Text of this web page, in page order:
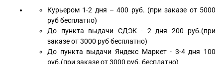
Курьером 1-2 дня – 400 руб. (при заказе от 5000
руб бесплатно)
До пункта выдачи СДЭК - 2 дня 200 руб.(при
заказе от 3000 руб бесплатно)
До пункта выдачи Яндекс Маркет - 3-4 дня 100
руб.(при заказе от 3000 руб. бесплатно)